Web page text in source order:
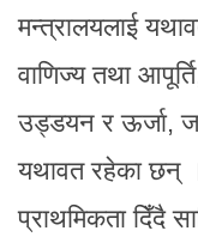
मन्त्रालयलाई
वाणिज्य तथा
उड्डयन र ऊर्जा,
यथावत रहेका छन्
प्राथमिकता दिँदै